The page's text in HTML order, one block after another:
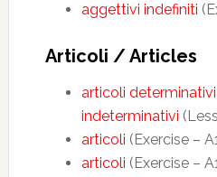
aggettivi indefiniti
Articoli / Articles
articoli
indeterminativi
articoli (Exercise –
articoli (Exercise –